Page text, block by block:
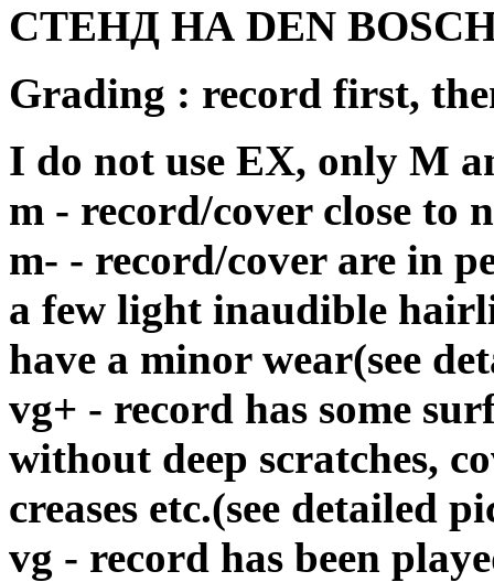
СТЕНД НА DEN BOSCH
Grading : record first,
I do not use EX, only M
m - record/cover close to
m- - record/cover are in
a few light inaudible
have a minor wear(see
vg+ - record has some
without deep scratches,
creases etc.(see detailed
vg - record has been